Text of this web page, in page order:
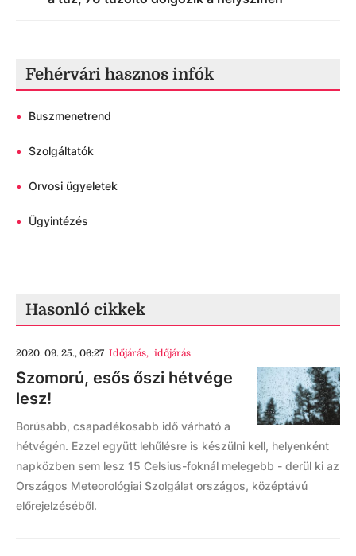
Fehérvári hasznos infók
• Buszmenetrend
• Szolgáltatók
• Orvosi ügyeletek
• Ügyintézés
Hasonló cikkek
2020. 09. 25., 06:27 Időjárás, időjárás
Szomorú, esős őszi hétvége
lesz!
Borúsabb, csapadékosabb idő várható a
hétvégén. Ezzel együtt lehűlésre is készülni kell, helyenként
napközben sem lesz 15 Celsius-foknál melegebb - derül ki az
Országos Meteorológiai Szolgálat országos, középtávú
előrejelzéséből.